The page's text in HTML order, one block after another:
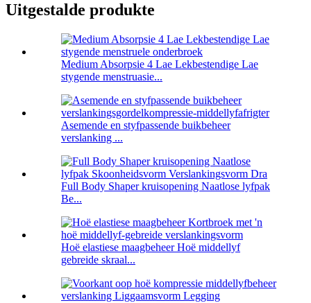
Uitgestalde produkte
Medium Absorpsie 4 Lae Lekbestendige Lae
stygende menstruasie...
Asemende en styfpassende buikbeheer
verslanking ...
Full Body Shaper kruisopening Naatlose lyfpak
Be...
Hoë elastiese maagbeheer Hoë middellyf
gebreide skraal...